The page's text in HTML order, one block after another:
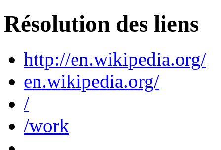
Résolution des liens
http://en.wikipedia.org/
en.wikipedia.org/
/
/work